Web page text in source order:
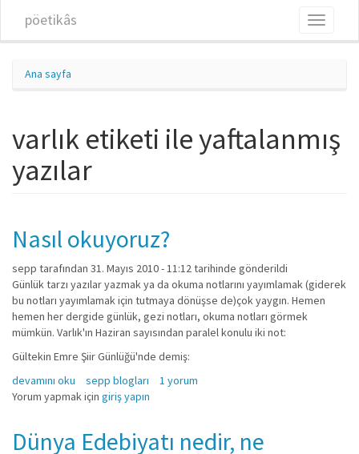
pöetikâs
Toggle
Ana sayfa
varlık etiketi ile yaftalanmış
yazılar
Nasıl okuyoruz?
sepp tarafından 31. Mayıs 2010 - 11:12 tarihinde gönderildi
Günlük tarzı yazılar yazmak ya da okuma notlarını yayımlamak (giderek
bu notları yayımlamak için tutmaya dönüşse de)çok yaygın. Hemen
hemen her dergide günlük, gezi notları, okuma notları görmek
mümkün. Varlık'ın Haziran sayısından paralel konulu iki not:
Gültekin Emre Şiir Günlüğü'nde demiş:
Nasıl okuyoruz? hakkında
devamını oku sepp blogları
1 yorum
Yorum yapmak için giriş yapın
Dünya Edebiyatı nedir, ne